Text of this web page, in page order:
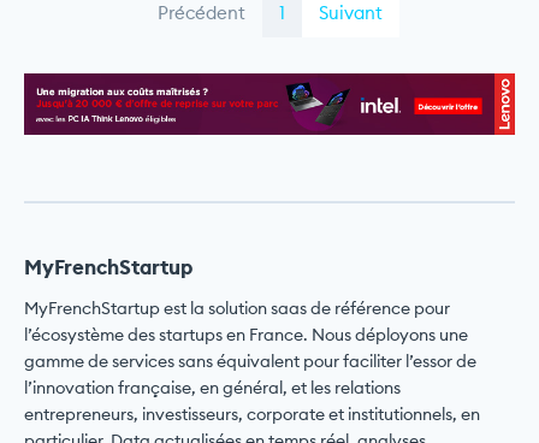
Précédent 1 Suivant
MyFrenchStartup
MyFrenchStartup est la solution saas de référence pour
l’écosystème des startups en France. Nous déployons une
gamme de services sans équivalent pour faciliter l’essor de
l’innovation française, en général, et les relations
entrepreneurs, investisseurs, corporate et institutionnels, en